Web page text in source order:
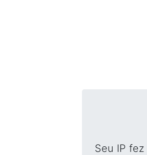
Seu IP